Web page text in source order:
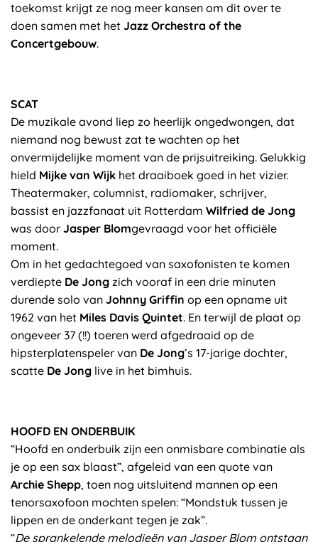
toekomst krijgt ze nog meer kansen om dit over te
doen samen met het Jazz Orchestra of the
Concertgebouw.
SCAT
De muzikale avond liep zo heerlijk ongedwongen, dat
niemand nog bewust zat te wachten op het
onvermijdelijke moment van de prijsuitreiking. Gelukkig
hield Mijke van Wijk het draaiboek goed in het vizier.
Theatermaker, columnist, radiomaker, schrijver,
bassist en jazzfanaat uit Rotterdam Wilfried de Jong
was door Jasper Blomgevraagd voor het officiële
moment.
Om in het gedachtegoed van saxofonisten te komen
verdiepte De Jong zich vooraf in een drie minuten
durende solo van Johnny Griffin op een opname uit
1962 van het Miles Davis Quintet. En terwijl de plaat op
ongeveer 37 (!!) toeren werd afgedraaid op de
hipsterplatenspeler van De Jong’s 17-jarige dochter,
scatte De Jong live in het bimhuis.
HOOFD EN ONDERBUIK
“Hoofd en onderbuik zijn een onmisbare combinatie als
je op een sax blaast”, afgeleid van een quote van
Archie Shepp, toen nog uitsluitend mannen op een
tenorsaxofoon mochten spelen: “Mondstuk tussen je
lippen en de onderkant tegen je zak”.
“De sprankelende melodieën van Jasper Blom ontstaan